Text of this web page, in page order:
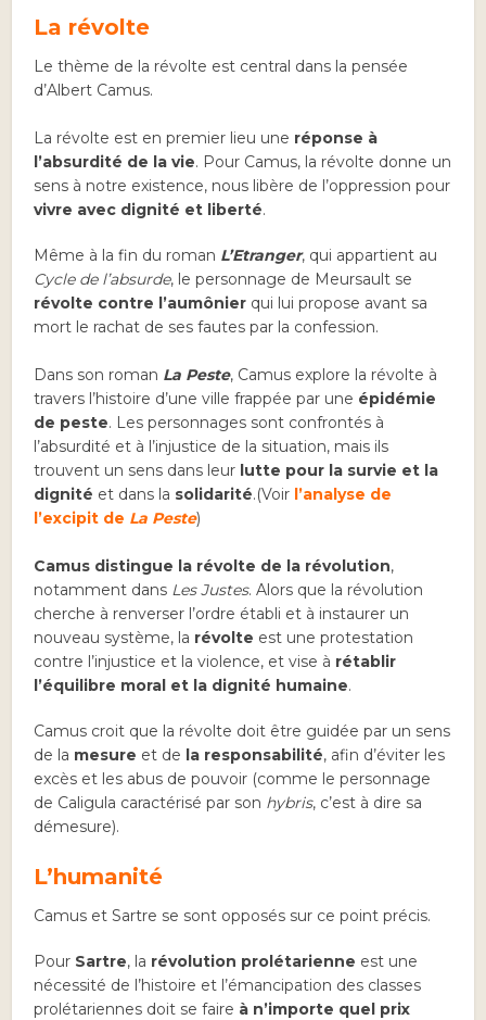
La révolte
Le thème de la révolte est central dans la pensée
d’Albert Camus.
La révolte est en premier lieu une réponse à
l’absurdité de la vie. Pour Camus, la révolte donne un
sens à notre existence, nous libère de l’oppression pour
vivre avec dignité et liberté.
Même à la fin du roman L’Etranger, qui appartient au
Cycle de l’absurde, le personnage de Meursault se
révolte contre l’aumônier qui lui propose avant sa
mort le rachat de ses fautes par la confession.
Dans son roman La Peste, Camus explore la révolte à
travers l’histoire d’une ville frappée par une épidémie
de peste. Les personnages sont confrontés à
l’absurdité et à l’injustice de la situation, mais ils
trouvent un sens dans leur lutte pour la survie et la
dignité et dans la solidarité.(Voir l’analyse de
l’excipit de La Peste)
Camus distingue la révolte de la révolution,
notamment dans Les Justes. Alors que la révolution
cherche à renverser l’ordre établi et à instaurer un
nouveau système, la révolte est une protestation
contre l’injustice et la violence, et vise à rétablir
l’équilibre moral et la dignité humaine.
Camus croit que la révolte doit être guidée par un sens
de la mesure et de la responsabilité, afin d’éviter les
excès et les abus de pouvoir (comme le personnage
de Caligula caractérisé par son hybris, c’est à dire sa
démesure).
L’humanité
Camus et Sartre se sont opposés sur ce point précis.
Pour Sartre, la révolution prolétarienne est une
nécessité de l’histoire et l’émancipation des classes
prolétariennes doit se faire à n’importe quel prix